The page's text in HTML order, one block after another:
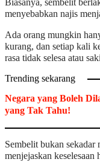
Biasanya, sembelit
menyebabkan najis
Ada orang mungkin
kurang, dan setiap kali
rasa tidak selesa atau
Trending sekarang
Negara yang Boleh
yang Tak Tahu!
Sembelit bukan
menjejaskan keselesaan